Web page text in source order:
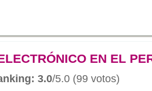
EN EL
3.0/5.0 (99 votos)